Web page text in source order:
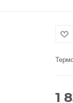
1